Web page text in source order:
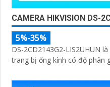
CAMERA HIKVISION DS-
5%-35%
DS-2CD2143G2-LIS2UHUN
trang bị ống kính có độ phân